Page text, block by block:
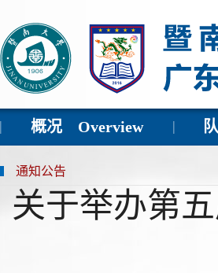
概况 Overview
通知公告
关于举办第